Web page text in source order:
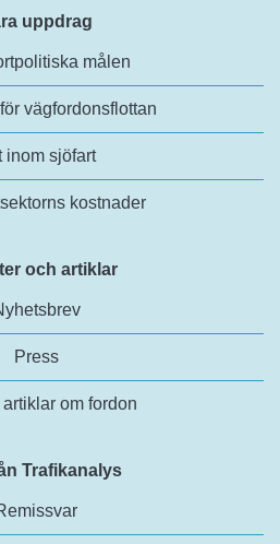
uppdrag
målen
vägfordonsflottan
inom sjöfart
kostnader
och artiklar
Press
om fordon
Trafikanalys